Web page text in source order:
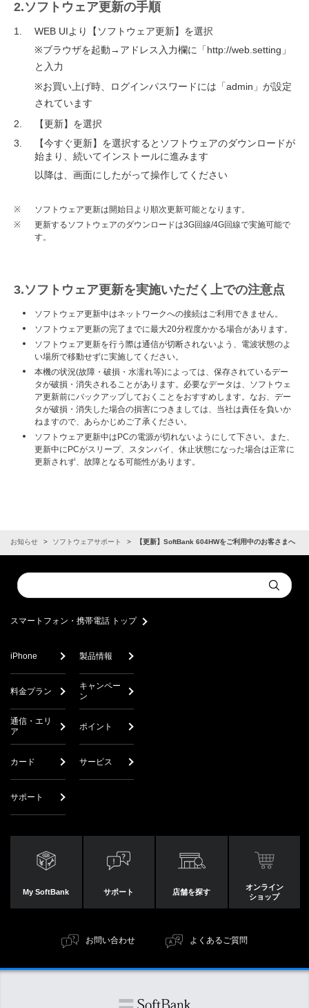
2.ソフトウェア更新の手順
WEB UIより【ソフトウェア更新】を選択
※ブラウザを起動→アドレス入力欄に「http://web.setting」
と入力
※お買い上げ時、ログインパスワードには「admin」が設定
されています
【更新】を選択
【今すぐ更新】を選択するとソフトウェアのダウンロードが
始まり、続いてインストールに進みます
以降は、画面にしたがって操作してください
※
ソフトウェア更新は開始日より順次更新可能となります。
※
更新するソフトウェアのダウンロードは3G回線/4G回線で実施可能で
す。
3.ソフトウェア更新を実施いただく上での注意点
ソフトウェア更新中はネットワークへの接続はご利用できません。
ソフトウェア更新の完了までに最大20分程度かかる場合があります。
ソフトウェア更新を行う際は通信が切断されないよう、電波状態のよ
い場所で移動せずに実施してください。
本機の状況(故障・破損・水濡れ等)によっては、保存されているデー
タが破損・消失されることがあります。必要なデータは、ソフトウェ
ア更新前にバックアップしておくことをおすすめします。なお、デー
タが破損・消失した場合の損害につきましては、当社は責任を負いか
ねますので、あらかじめご了承ください。
ソフトウェア更新中はPCの電源が切れないようにして下さい。また、
更新中にPCがスリープ、スタンバイ、休止状態になった場合は正常に
更新されず、故障となる可能性があります。
お知らせ ソフトウェアサポート 【更新】SoftBank 604HWをご利用中のお客さまへ
Conduct
a
Submit
スマートフォン・携帯電話 トップ
iPhone 製品情報
料金プラン
キャンペー
ン
通信・エリ
ア
ポイント
カード サービス
サポート
My SoftBank サポート 店舗を探す
オンライン
ショップ
お問い合わせ よくあるご質問